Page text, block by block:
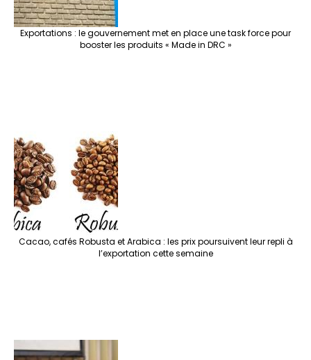
Exportations : le gouvernement met en place une task force pour
booster les produits « Made in DRC »
Cacao, cafés Robusta et Arabica : les prix poursuivent leur repli à
l’exportation cette semaine